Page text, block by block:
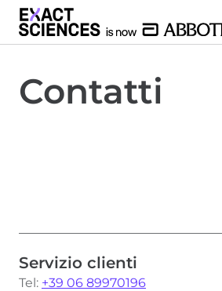
Contatti
Servizio clienti
Tel: +39 06 89970196